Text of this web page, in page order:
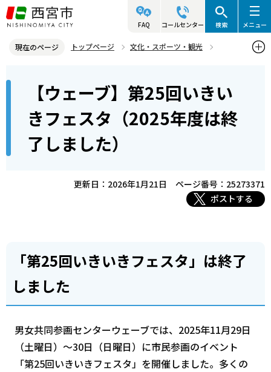
こ
の
ジ
す
FAQ コールセンター 検索 メニュー
現在のページ トップページ
文化・スポーツ・観光
【ウェーブ】第25回いきいきフェスタ（2025年度は終了しました）
ら
【ウェーブ】第25回いきい
きフェスタ（2025年度は終
了しました）
更新日：2026年1月21日
ページ番号：25273371
ポストする
「第25回いきいきフェスタ」は終了
しました
男女共同参画センターウェーブでは、2025年11月29日
（土曜日）～30日（日曜日）に市民参画のイベント
「第25回いきいきフェスタ」を開催しました。多くの